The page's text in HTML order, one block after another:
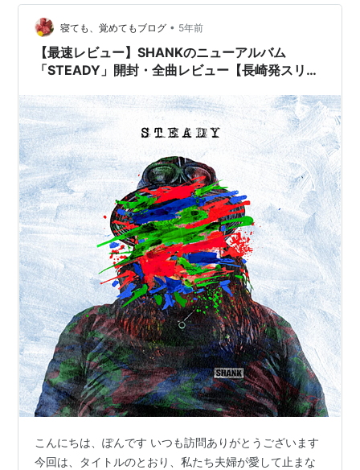
いた曲ばかりです 懐かしくて、ついまた聞いてしまう曲
です みなさんの心にも、響くものがあれば幸いです
www.udablog.com w…
寝ても、覚めてもブログ • 5年前
【最速レビュー】SHANKのニューアルバム
「STEADY」開封・全曲レビュー【長崎発スリー
こんにちは、ぽんです いつも訪問ありがとうございます
今回は、タイトルのとおり、私たち夫婦が愛して止まな